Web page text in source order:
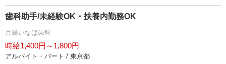
歯科助手/未経験OK・扶養内勤務OK
月島いなば歯科
時給1,400円～1,800円
アルバイト・パート / 東京都